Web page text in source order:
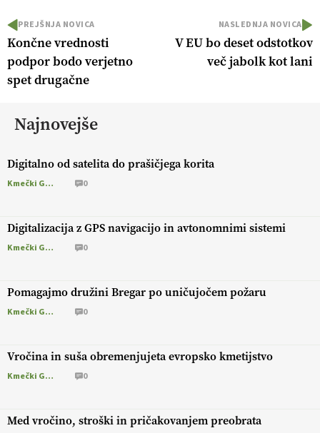
PREJŠNJA NOVICA
Končne vrednosti
podpor bodo verjetno
spet drugačne
NASLEDNJA NOVICA
V EU bo deset odstotkov
več jabolk kot lani
Najnovejše
Digitalno od satelita do prašičjega korita
Kmečki Glas 0
Digitalizacija z GPS navigacijo in avtonomnimi sistemi
Kmečki Glas 0
Pomagajmo družini Bregar po uničujočem požaru
Kmečki Glas 0
Vročina in suša obremenjujeta evropsko kmetijstvo
Kmečki Glas 0
Med vročino, stroški in pričakovanjem preobrata